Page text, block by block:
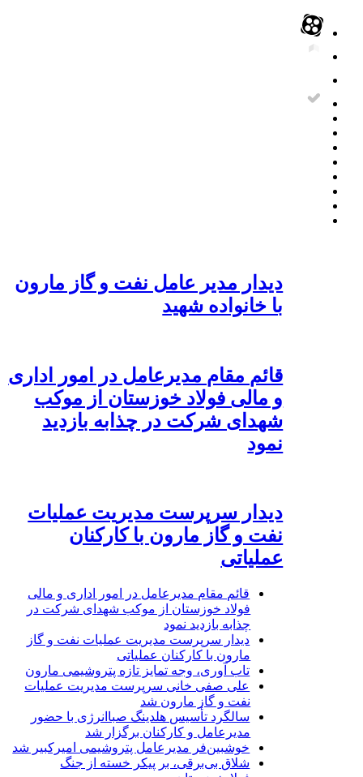
دیدار مدیر عامل نفت و گاز مارون
با خانواده شهید
قائم مقام مدیرعامل در امور اداری
و مالی فولاد خوزستان از موکب
شهدای شرکت در چذابه بازدید
نمود
دیدار سرپرست مدیریت عملیات
نفت و گاز مارون با کارکنان
عملیاتی
قائم مقام مدیرعامل در امور اداری و مالی
فولاد خوزستان از موکب شهدای شرکت در
چذابه بازدید نمود
دیدار سرپرست مدیریت عملیات نفت و گاز
مارون با کارکنان عملیاتی
تاب آوری، وجه تمایز تازه پتروشیمی مارون
علی صفی خانی سرپرست مدیریت عملیات
نفت و گاز مارون شد
سالگرد تأسیس هلدینگ صباانرژی با حضور
مدیرعامل و کارکنان برگزار شد
خوشبین‌فر مدیرعامل پتروشیمی امیرکبیر شد
شلاق‌ بی‌برقی، بر پیکر خسته‌ از جنگ